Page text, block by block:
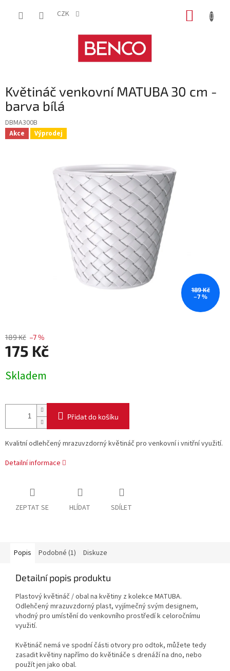
CZK
Květináč venkovní MATUBA 30 cm -
barva bílá
DBMA300B
Akce Výprodej
189 Kč
–7 %
189 Kč –7 %
175 Kč
cena:
Skladem
Přidat do košíku
Kvalitní odlehčený mrazuvzdorný květináč pro venkovní i vnitřní využití.
Detailní informace
ZEPTAT SE HLÍDAT SDÍLET
Popis Podobné (1) Diskuze
Detailní popis produktu
Plastový květináč / obal na květiny z kolekce MATUBA.
Odlehčený mrazuvzdorný plast, vyjímečný svým designem,
vhodný pro umístění do venkovního prostředí k celoročnímu
využití.
Květináč nemá ve spodní části otvory pro odtok, můžete tedy
zasadit květiny napřímo do květináče s drenáží na dno, nebo
použít jen jako obal.